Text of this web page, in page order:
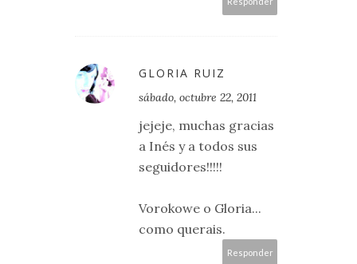
GLORIA RUIZ
sábado, octubre 22, 2011
jejeje, muchas gracias
a Inés y a todos sus
seguidores!!!!!
Vorokowe o Gloria...
como querais.
Responder